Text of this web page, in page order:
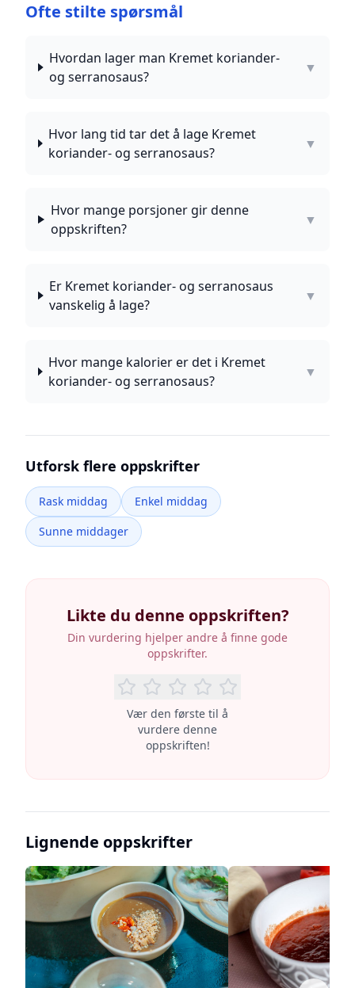
Ofte stilte spørsmål
Hvordan lager man Kremet koriander-
og serranosaus?
▼
Hvor lang tid tar det å lage Kremet
koriander- og serranosaus?
▼
Hvor mange porsjoner gir denne
oppskriften?
▼
Er Kremet koriander- og serranosaus
vanskelig å lage?
▼
Hvor mange kalorier er det i Kremet
koriander- og serranosaus?
▼
Utforsk flere oppskrifter
Rask middag
Enkel middag
Sunne middager
Likte du denne oppskriften?
Din vurdering hjelper andre å finne gode
oppskrifter.
Vær den første til å
vurdere denne
oppskriften!
Lignende oppskrifter